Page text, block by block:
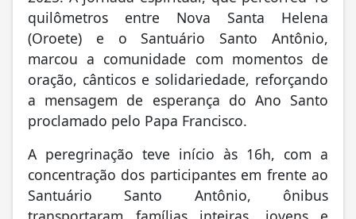
A peregrinação teve início às 16h, com a
concentração dos participantes em frente ao
Santuário Santo Antônio, ônibus
transportaram famílias inteiras, jovens e
idosos até a Capela São Roque, em Nova
Santa Helena, onde, às 17h, foi celebrada a
Santa Missa, a cerimônia, marcada por
reflexão e comunhão, preparou os
peregrinos para a caminhada que começou
às 18h, rumo ao santuário.